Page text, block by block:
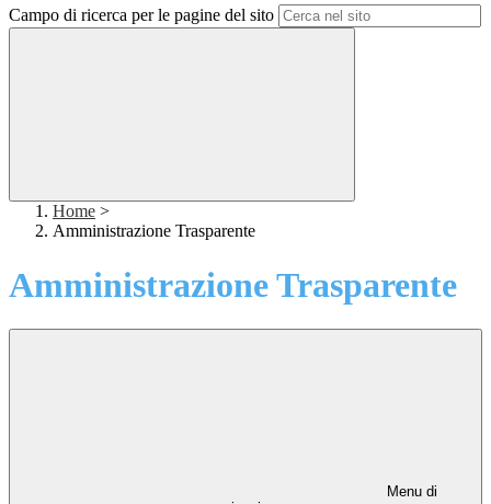
Campo di ricerca per le pagine del sito
Home >
Amministrazione Trasparente
Amministrazione Trasparente
Menu di